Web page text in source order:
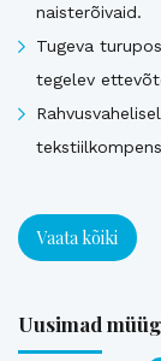
naisterõivaid.
Tugeva
tegelev
Vaata kõiki
Uusimad